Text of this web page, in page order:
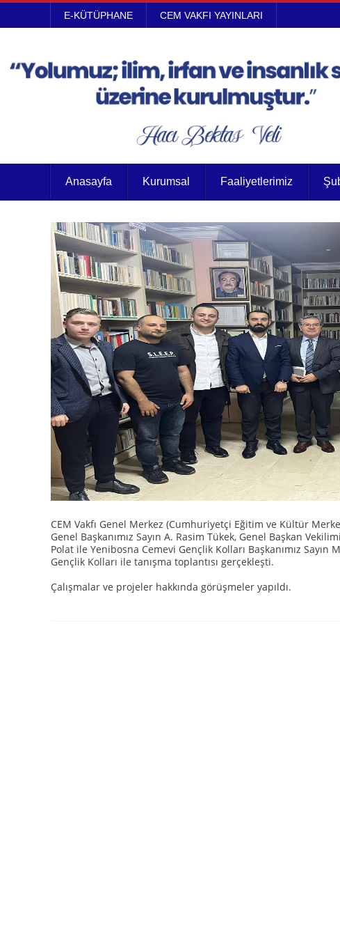
E-KÜTÜPHANE CEM VAKFI YAYINLARI
Anasayfa Kurumsal Faaliyetlerimiz
CEM Vakfı Genel Merkez (Cumhuriyetçi Eğitim ve Kültür
Genel Başkanımız Sayın A. Rasim Tükek, Genel Başkan
Polat ile Yenibosna Cemevi Gençlik Kolları Başkanımız
Gençlik Kolları ile tanışma toplantısı gerçekleşti.
Çalışmalar ve projeler hakkında görüşmeler yapıldı.